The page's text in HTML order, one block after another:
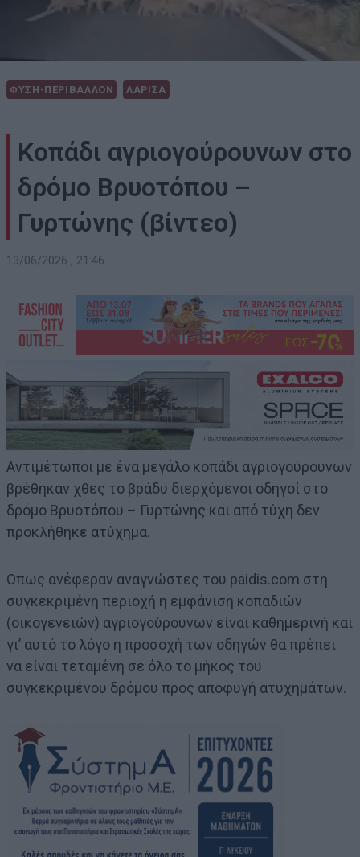
ΦΥΣΗ-ΠΕΡΙΒΑΛΛΟΝ ΛΑΡΙΣΑ
Κοπάδι αγριογούρουνων στο
δρόμο Βρυοτόπου –
Γυρτώνης (βίντεο)
13/06/2026 , 21:46
Αντιμέτωποι με ένα μεγάλο κοπάδι αγριογούρουνων
βρέθηκαν χθες το βράδυ διερχόμενοι οδηγοί στο
δρόμο Βρυοτόπου – Γυρτώνης και από τύχη δεν
προκλήθηκε ατύχημα.
Οπως ανέφεραν αναγνώστες του paidis.com στη
συγκεκριμένη περιοχή η εμφάνιση κοπαδιών
(οικογενειών) αγριογούρουνων είναι καθημερινή και
γι’ αυτό το λόγο η προσοχή των οδηγών θα πρέπει
να είναι τεταμένη σε όλο το μήκος του
συγκεκριμένου δρόμου προς αποφυγή ατυχημάτων.